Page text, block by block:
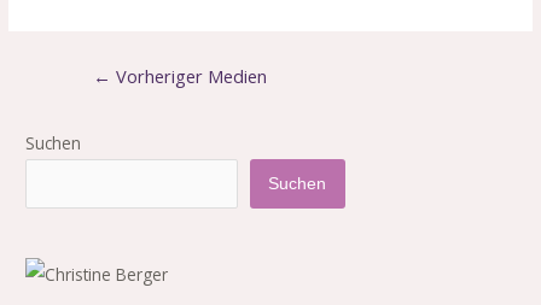
← Vorheriger Medien
Suchen
Suchen